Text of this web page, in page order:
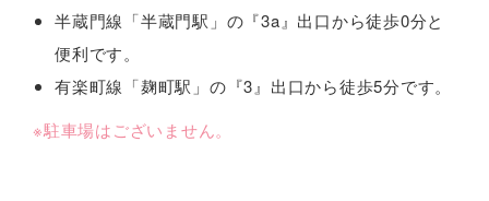
半蔵門線「半蔵門駅」の『3a』出口から徒歩0分と
便利です。
有楽町線「麹町駅」の『3』出口から徒歩5分です。
※駐車場はございません。